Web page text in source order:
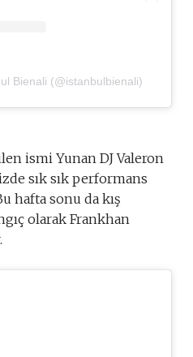
Bienali (@istanbulbienali)
ismi Yunan DJ Valeron
sık sık performans
hafta sonu da kış
olarak Frankhan